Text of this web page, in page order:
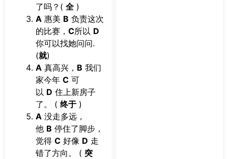
了吗？( 全 )
A 惠美 B 负责这次
的比赛， C所以 D
你可以找她问问.
(就)
A 真高兴， B 我们
家今年 C 可
以 D 住上新房子
了。 ( 终于 )
A 没走多远，
他 B 停住了脚步，
觉得 C 好像 D 走
错了方向。 ( 突